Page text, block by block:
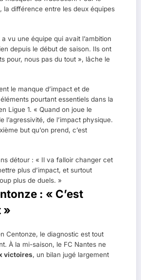
la différence entre les deux équipes
a vu une équipe qui avait l’ambition
depuis le début de saison. Ils ont
pour, nous pas du tout », lâche le
le manque d’impact et de
pourtant essentiels dans la
Ligue 1. « Quand on joue le
l’agressivité, de l’impact physique.
but qu’on prend, c’est
détour : « Il va falloir changer cet
plus d’impact, et surtout
plus de duels. »
: « C’est
»
Centonze, le diagnostic est tout
À la mi-saison, le FC Nantes ne
victoires, un bilan jugé largement